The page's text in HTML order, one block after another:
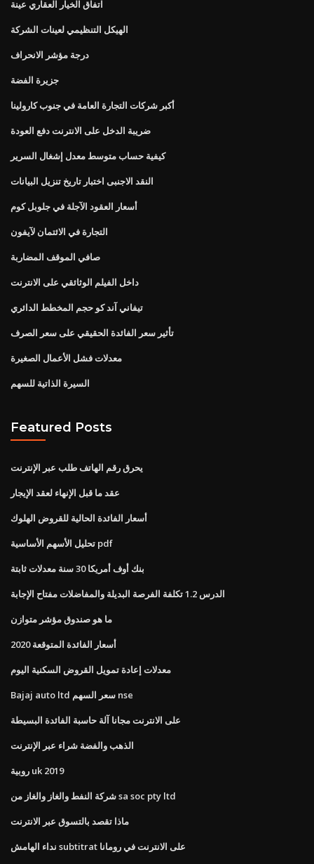
اتفاق الخيار العقاري عينة
الهيكل التنظيمي لعينات الشركة
درجة مؤشر الانحراف
جزيرة الفضة
أكبر شركات التجارة العامة في جنوب كارولينا
ضريبة الدخل على الانترنت دفع العودة
كيفية حساب متوسط ​​معدل إشغال السرير
النقد الاجنبى اختبار تاريخ تنزيل البيانات
أسعار العقود الآجلة في جلوبل كوم
التجارة في الائتمان لآيفون
صافي الموقف المضاربة
داخل الفيلم الوثائقي على الانترنت
تيفاني آند كو حجم المخطط الدائري
تأثير سعر الفائدة الحقيقي على سعر الصرف
معدلات فشل الأعمال الصغيرة
السيرة الذاتية للسهم
Featured Posts
يحرق رقم الهاتف طلب عبر الإنترنت
عقد ما قبل الإنهاء لعقد الإيجار
أسعار الفائدة الحالية للقروض الهلوك
تحليل الأسهم الأساسية pdf
بنك أوف أمريكا 30 سنة معدلات ثابتة
الدرس 1.2 تكلفة الفرصة البديلة والمفاضلات مفتاح الإجابة
ما هو صندوق مؤشر متوازن
أسعار الفائدة المتوقعة 2020
معدلات إعادة تمويل القروض السكنية اليوم
Bajaj auto ltd سعر السهم nse
على الانترنت مجانا آلة حاسبة الفائدة البسيطة
الذهب والفضة شراء عبر الإنترنت
روبية uk 2019
شركة النفط والغاز والغاز من sa soc pty ltd
ماذا تقصد بالتسوق عبر الانترنت
نداء الهامش subtitrat على الانترنت في رومانا